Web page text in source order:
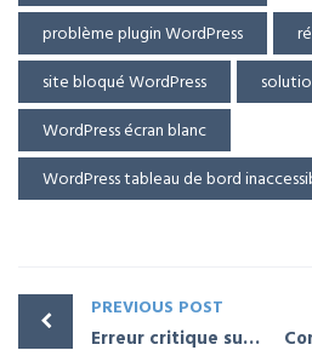
problème plugin WordPress
site bloqué WordPress
WordPress écran blanc
WordPress tableau de bord
PREVIOUS POST
Erreur critique sur WordPress : Que faire pour réparer